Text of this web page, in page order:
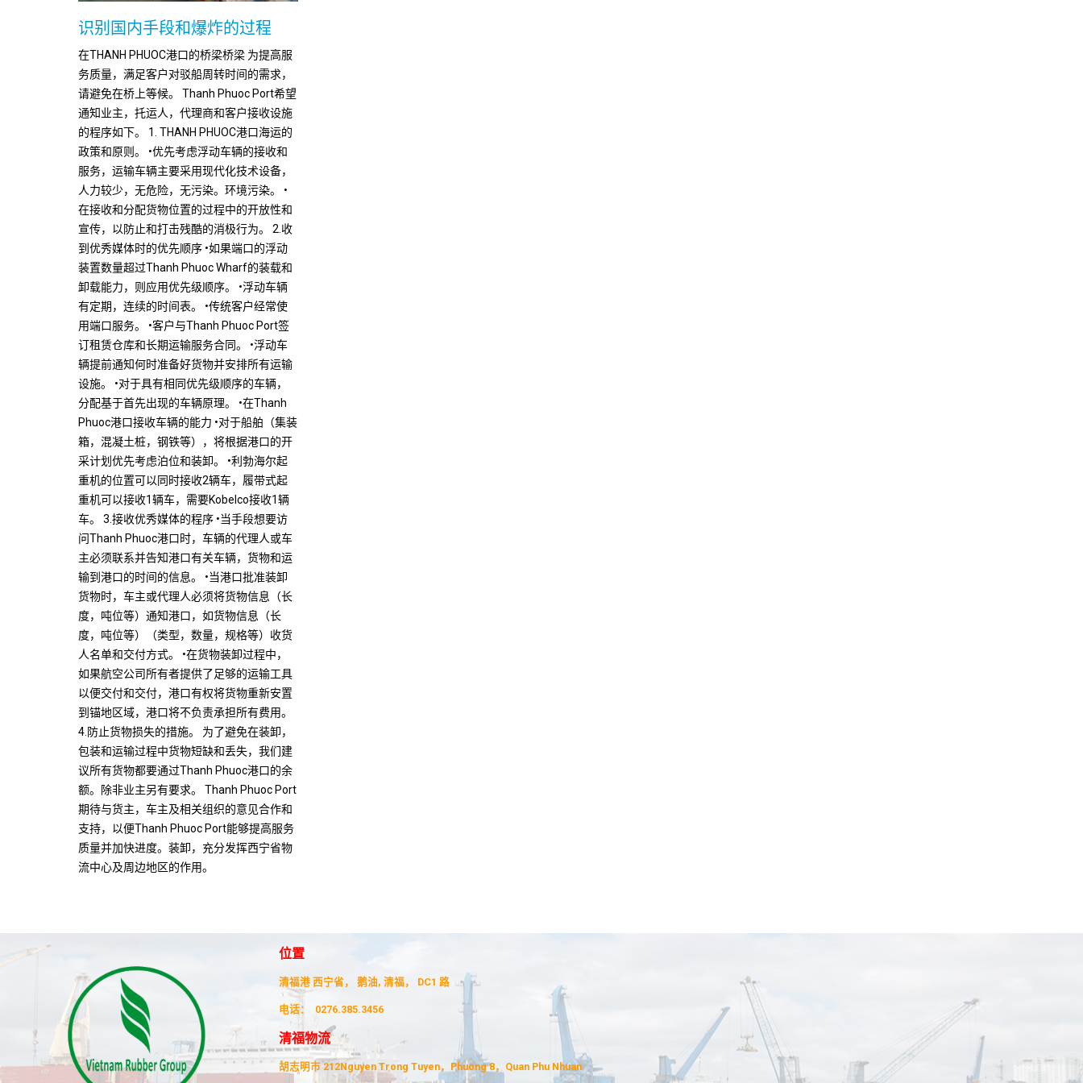
识别国内手段和爆炸的过程
在THANH PHUOC港口的桥梁桥梁 为提高服
务质量，满足客户对驳船周转时间的需求，
请避免在桥上等候。 Thanh Phuoc Port希望
通知业主，托运人，代理商和客户接收设施
的程序如下。 1. THANH PHUOC港口海运的
政策和原则。 •优先考虑浮动车辆的接收和
服务，运输车辆主要采用现代化技术设备，
人力较少，无危险，无污染。环境污染。 •
在接收和分配货物位置的过程中的开放性和
宣传，以防止和打击残酷的消极行为。 2.收
到优秀媒体时的优先顺序 •如果端口的浮动
装置数量超过Thanh Phuoc Wharf的装载和
卸载能力，则应用优先级顺序。 •浮动车辆
有定期，连续的时间表。 •传统客户经常使
用端口服务。 •客户与Thanh Phuoc Port签
订租赁仓库和长期运输服务合同。 •浮动车
辆提前通知何时准备好货物并安排所有运输
设施。 •对于具有相同优先级顺序的车辆，
分配基于首先出现的车辆原理。 •在Thanh
Phuoc港口接收车辆的能力 •对于船舶（集装
箱，混凝土桩，钢铁等），将根据港口的开
采计划优先考虑泊位和装卸。 •利勃海尔起
重机的位置可以同时接收2辆车，履带式起
重机可以接收1辆车，需要Kobelco接收1辆
车。 3.接收优秀媒体的程序 •当手段想要访
问Thanh Phuoc港口时，车辆的代理人或车
主必须联系并告知港口有关车辆，货物和运
输到港口的时间的信息。 •当港口批准装卸
货物时，车主或代理人必须将货物信息（长
度，吨位等）通知港口，如货物信息（长
度，吨位等）（类型，数量，规格等）收货
人名单和交付方式。 •在货物装卸过程中，
如果航空公司所有者提供了足够的运输工具
以便交付和交付，港口有权将货物重新安置
到锚地区域，港口将不负责承担所有费用。
4.防止货物损失的措施。 为了避免在装卸，
包装和运输过程中货物短缺和丢失，我们建
议所有货物都要通过Thanh Phuoc港口的余
额。除非业主另有要求。 Thanh Phuoc Port
期待与货主，车主及相关组织的意见合作和
支持，以便Thanh Phuoc Port能够提高服务
质量并加快进度。装卸，充分发挥西宁省物
流中心及周边地区的作用。
位置
清福港 西宁省， 鹅油, 清福， DC1 路
电话： 0276.385.3456
清福物流
胡志明市 212Nguyen Trong Tuyen，Phuong 8，Quan Phu Nhuan